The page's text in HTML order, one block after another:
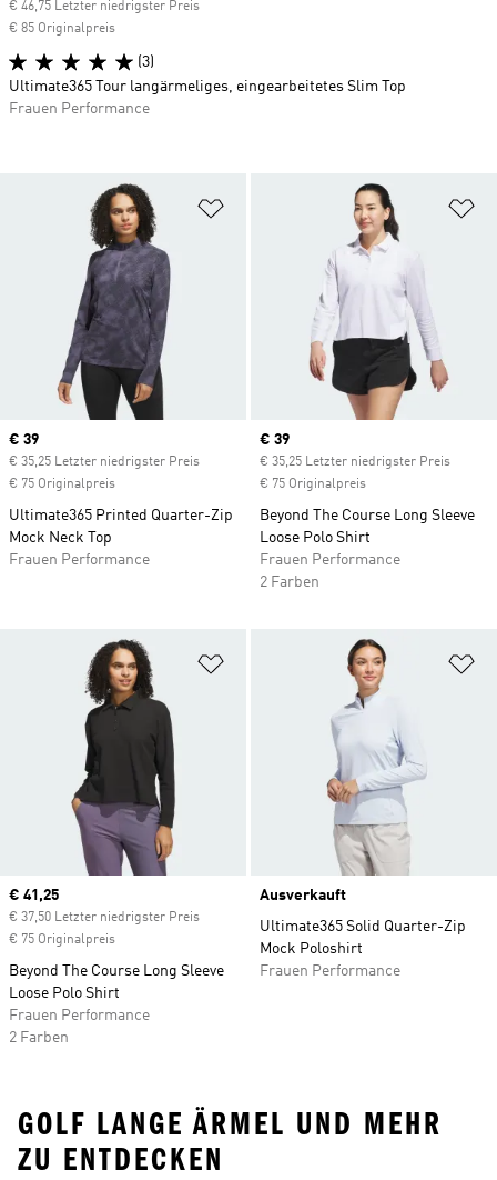
Zur Wunschliste hinzufügen
Current price
€ 39
€ 35,25 Letzter niedrigster Preis
€ 75 Originalpreis
Ultimate365 Printed Quarter-Zip
Mock Neck Top
Frauen Performance
Current price
€ 39
€ 35,25 Letzter niedrigster Preis
€ 75 Originalpreis
Beyond The Course Long Sleeve
Loose Polo Shirt
Frauen Performance
2 Farben
Zur Wunschliste hinzufügen
Current price
€ 41,25
€ 37,50 Letzter niedrigster Preis
€ 75 Originalpreis
Beyond The Course Long Sleeve
Loose Polo Shirt
Frauen Performance
2 Farben
Ausverkauft
Ultimate365 Solid Quarter-Zip
Mock Poloshirt
Frauen Performance
€ 46,75 Letzter niedrigster Preis
€ 85 Originalpreis
(3)
Ultimate365 Tour langärmeliges, eingearbeitetes Slim Top
Frauen Performance
GOLF LANGE ÄRMEL UND MEHR
ZU ENTDECKEN